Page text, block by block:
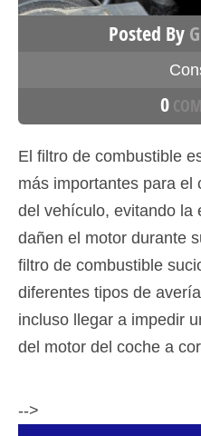
Posted By
0
El filtro de combustible
más importantes para el
del vehículo, evitando la
dañen el motor durante
filtro de combustible
diferentes tipos de
incluso llegar a impedir
del motor del coche a
-->